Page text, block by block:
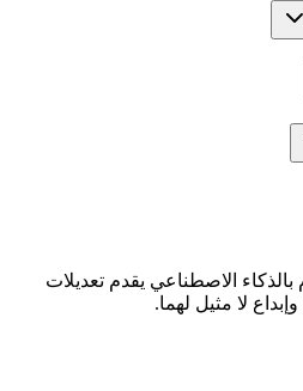
الاصطناعي يقدم تعديلات
لا مثيل لهما.